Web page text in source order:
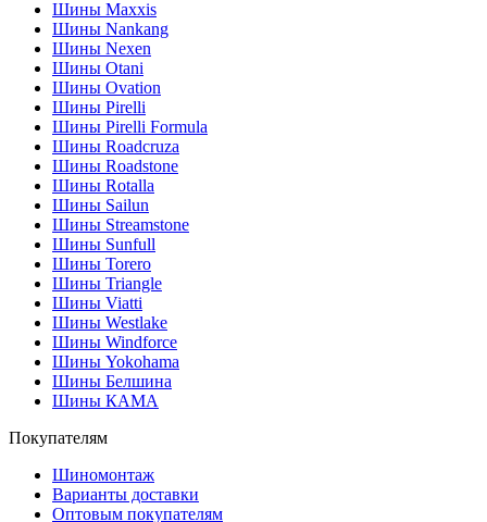
Шины Maxxis
Шины Nankang
Шины Nexen
Шины Otani
Шины Ovation
Шины Pirelli
Шины Pirelli Formula
Шины Roadcruza
Шины Roadstone
Шины Rotalla
Шины Sailun
Шины Streamstone
Шины Sunfull
Шины Torero
Шины Triangle
Шины Viatti
Шины Westlake
Шины Windforce
Шины Yokohama
Шины Белшина
Шины КАМА
Покупателям
Шиномонтаж
Варианты доставки
Оптовым покупателям